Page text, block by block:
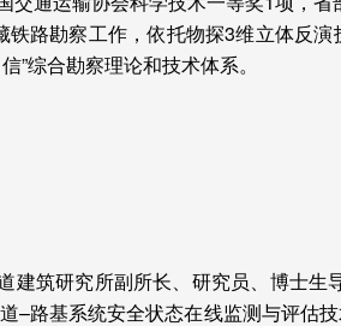
铁路勘察工作，依托物探3维立体反演
信”综合勘察理论和技术体系。
筑研究所副所长、研究员、博士生
–路基系统安全状态在线监测与评估